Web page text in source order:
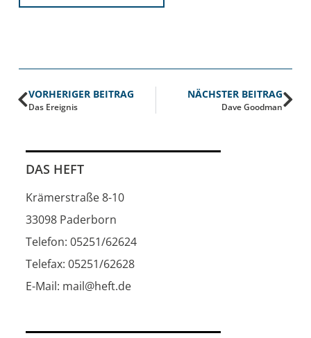
VORHERIGER BEITRAG
Das Ereignis
NÄCHSTER BEITRAG
Dave Goodman
DAS HEFT
Krämerstraße 8-10
33098 Paderborn
Telefon: 05251/62624
Telefax: 05251/62628
E-Mail: mail@heft.de